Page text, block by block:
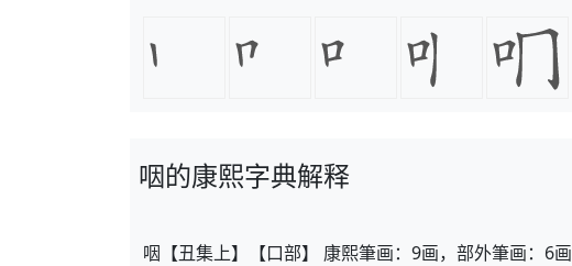
咽的康熙字典解释
咽【丑集上】【口部】 康熙筆画：9画，部外筆画：6画